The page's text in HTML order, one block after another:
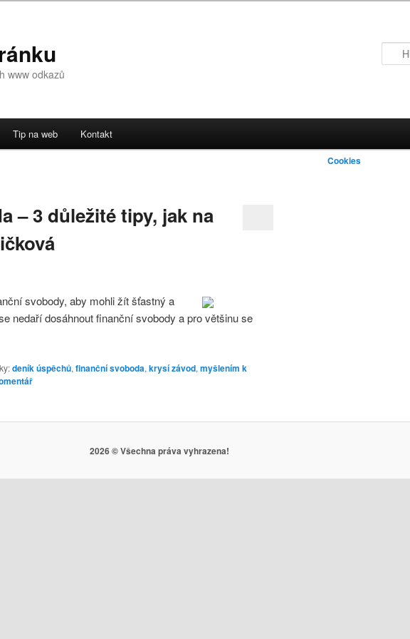
www odkazů
Tip na web Kontakt
– 3 důležité tipy, jak na
svobody, aby mohli žít šťastný a
nedaří dosáhnout finanční svobody a pro většinu se
deník úspěchů, finanční svoboda, krysí závod, myšlením k
Cookies
2026 © Všechna práva vyhrazena!